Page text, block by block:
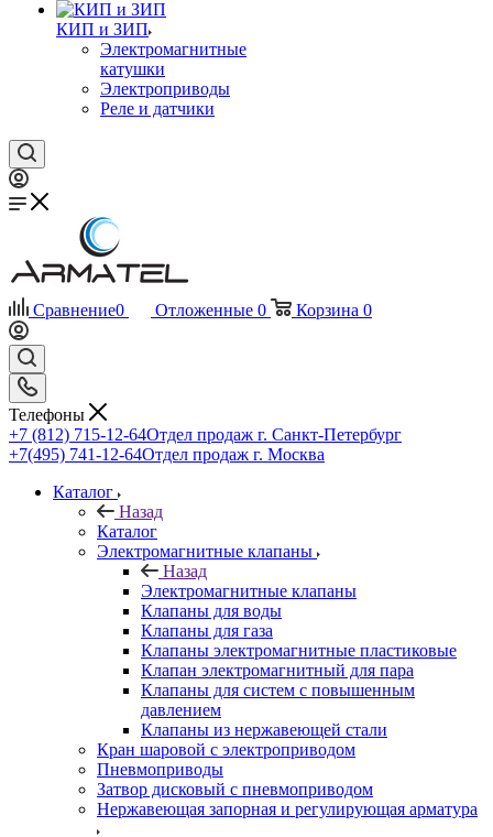
КИП и ЗИП
Электромагнитные
катушки
Электроприводы
Реле и датчики
Сравнение0 Отложенные 0 Корзина 0
Телефоны
+7 (812) 715-12-64Отдел продаж г. Санкт-Петербург
+7(495) 741-12-64Отдел продаж г. Москва
Каталог
Назад
Каталог
Электромагнитные клапаны
Назад
Электромагнитные клапаны
Клапаны для воды
Клапаны для газа
Клапаны электромагнитные пластиковые
Клапан электромагнитный для пара
Клапаны для систем с повышенным
давлением
Клапаны из нержавеющей стали
Кран шаровой с электроприводом
Пневмоприводы
Затвор дисковый с пневмоприводом
Нержавеющая запорная и регулирующая арматура